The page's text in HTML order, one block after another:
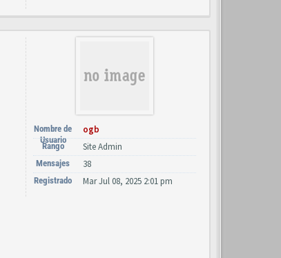
Nombre de
Usuario
ogb
Rango Site Admin
Mensajes 38
Registrado Mar Jul 08, 2025 2:01 pm